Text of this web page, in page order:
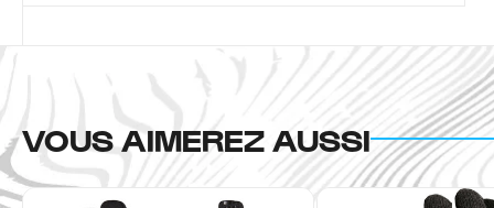
VOUS AIMEREZ AUSSI